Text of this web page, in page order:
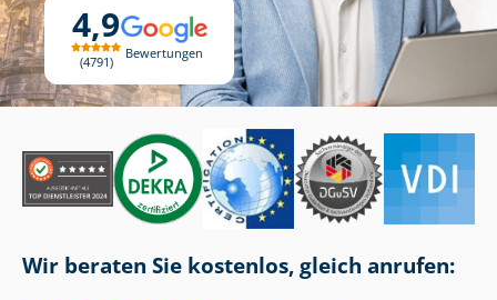
4,9
4791
Bewertungen
Wir beraten Sie kostenlos, gleich anrufen: